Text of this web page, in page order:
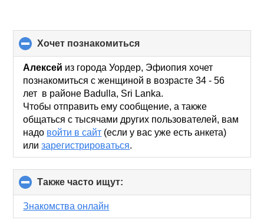
хочет познакомиться
to
collapse
contents
Алексей из города Уордер, Эфиопия хочет
познакомиться с женщиной в возрасте 34 - 56
лет в районе Badulla, Sri Lanka.
Чтобы отправить ему сообщение, а также
общаться с тысячами других пользователей, вам
надо войти в сайт (если у вас уже есть анкета)
илизарегистрироваться.
Также часто ищут:
to
contents
Знакомства онлайн